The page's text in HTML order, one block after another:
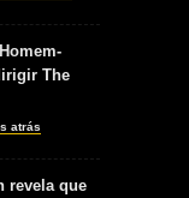
The
atrás
revela que